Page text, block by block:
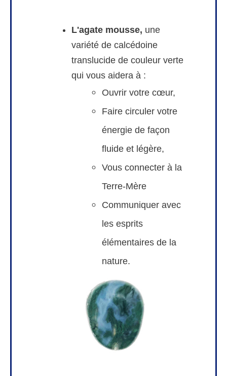
L'agate mousse, une
variété de calcédoine
translucide de couleur verte
qui vous aidera à :
Ouvrir votre cœur,
Faire circuler votre
énergie de façon
fluide et légère,
Vous connecter à la
Terre-Mère
Communiquer avec
les esprits
élémentaires de la
nature.